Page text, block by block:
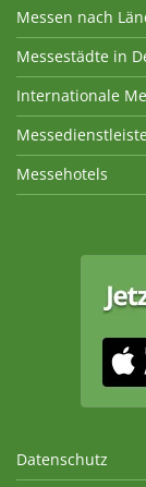
Messen nach
Messestädte in
Internationale
Messehotels
Datenschutz